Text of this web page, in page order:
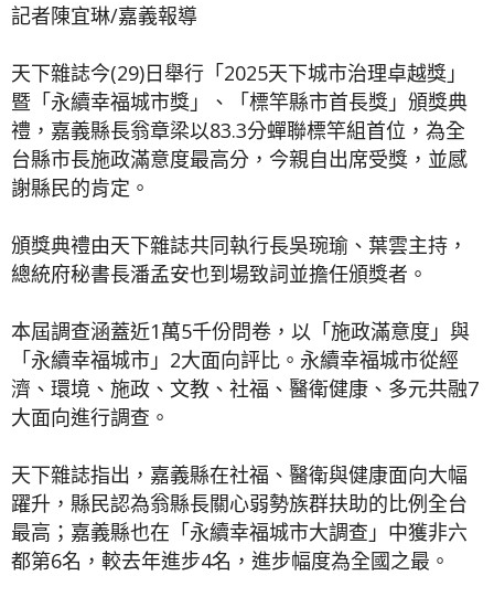
記者陳宜琳/嘉義報導
天下雜誌今(29)日舉行「2025天下城市治理卓越獎」
暨「永續幸福城市獎」、「標竿縣市首長獎」頒獎典
禮，嘉義縣長翁章梁以83.3分蟬聯標竿組首位，為全
台縣市長施政滿意度最高分，今親自出席受獎，並感
謝縣民的肯定。
頒獎典禮由天下雜誌共同執行長吳琬瑜、葉雲主持，
總統府秘書長潘孟安也到場致詞並擔任頒獎者。
本屆調查涵蓋近1萬5千份問卷，以「施政滿意度」與
「永續幸福城市」2大面向評比。永續幸福城市從經
濟、環境、施政、文教、社福、醫衛健康、多元共融7
大面向進行調查。
天下雜誌指出，嘉義縣在社福、醫衛與健康面向大幅
躍升，縣民認為翁縣長關心弱勢族群扶助的比例全台
最高；嘉義縣也在「永續幸福城市大調查」中獲非六
都第6名，較去年進步4名，進步幅度為全國之最。